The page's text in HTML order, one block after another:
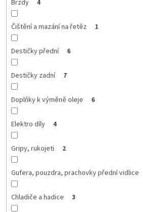
Brzdy 4
Čištění a mazání na řetěz 1
Destičky přední 6
Destičky zadní 7
Doplňky k výměně oleje 6
Elektro díly 4
Gripy, rukojeti 2
Gufera, pouzdra, prachovky přední vidlice
Chladiče a hadice 3